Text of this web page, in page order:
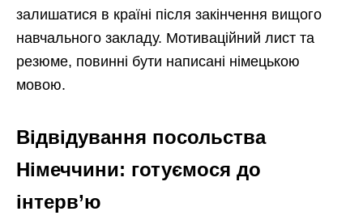
залишатися в країні після закінчення вищого
навчального закладу. Мотиваційний лист та
резюме, повинні бути написані німецькою
мовою.
Відвідування посольства
Німеччини: готуємося до
інтерв’ю